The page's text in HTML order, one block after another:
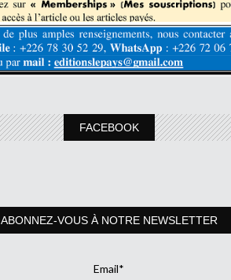
FACEBOOK
ABONNEZ-VOUS À NOTRE NEWSLETTER
Email*